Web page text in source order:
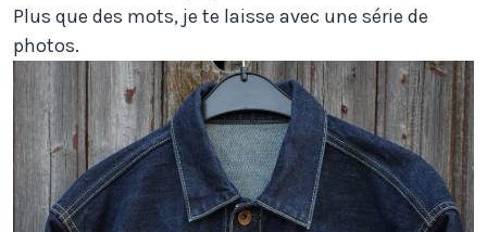
Plus que des mots, je te laisse avec une série de
photos.